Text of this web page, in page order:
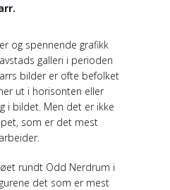
og spennende grafikk
galleri i perioden
bilder er ofte befolket
ut i horisonten eller
i bildet. Men det er ikke
som er det mest
rundt Odd Nerdrum i
det som er mest